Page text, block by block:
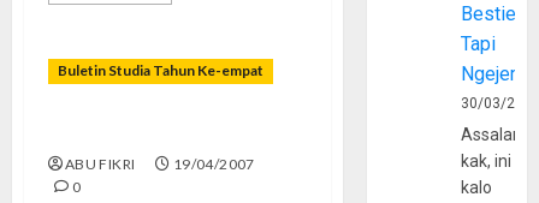
Buletin Studia Tahun Ke-empat
ABU FIKRI
19/04/2007
0
Bestie
Tapi
30/03/
kak, ini
kalo